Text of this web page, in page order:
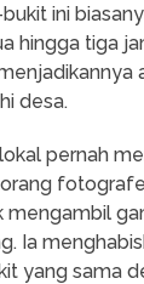
ini
hingga tiga
desa.
pernah
mengambil
Ia
yang sama